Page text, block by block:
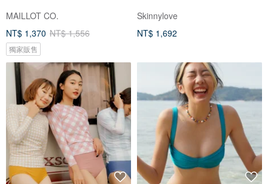
MAILLOT CO.
NT$ 1,370 NT$ 1,556
獨家販售
Skinnylove
NT$ 1,692